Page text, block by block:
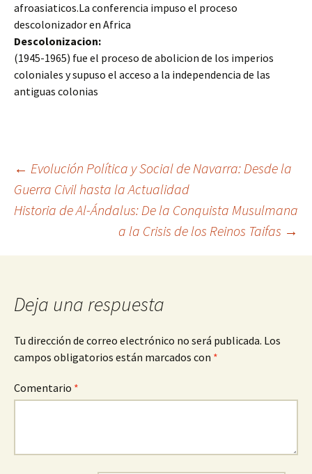
afroasiaticos.La conferencia impuso el proceso
descolonizador en Africa
Descolonizacion:
(1945-1965) fue el proceso de abolicion de los imperios
coloniales y supuso el acceso a la independencia de las
antiguas colonias
Navegación
de
entradas
← Evolución Política y Social de Navarra: Desde la
Guerra Civil hasta la Actualidad
Historia de Al-Ándalus: De la Conquista Musulmana
a la Crisis de los Reinos Taifas →
Deja una respuesta
Tu dirección de correo electrónico no será publicada. Los
campos obligatorios están marcados con *
Comentario *